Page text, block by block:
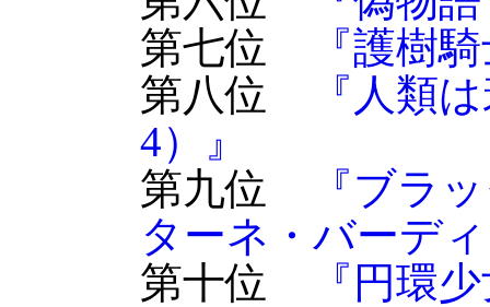
第七位
『護樹
第八位
『人類
4）』
第九位
『ブラ
ターネ・バーデ
第十位
『円環